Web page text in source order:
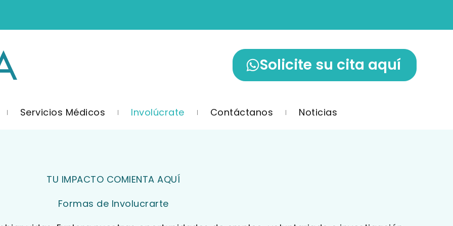
Solicite su cita aquí
Servicios Médicos Involúcrate Contáctanos Noticias
TU IMPACTO COMIENTA AQUÍ
Formas de Involucrarte